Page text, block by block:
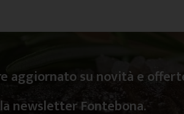
aggiornato su novità e
newsletter Fontebona.